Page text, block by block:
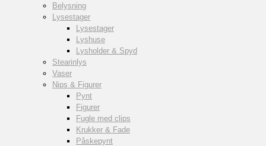
Belysning
Lysestager
Lysestager
Lyshuse
Lysholder & Spyd
Stearinlys
Vaser
Nips & Figurer
Pynt
Figurer
Fugle med clips
Krukker & Fade
Påskepynt